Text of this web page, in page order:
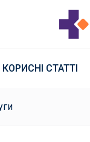
КОРИСНІ СТАТТІ